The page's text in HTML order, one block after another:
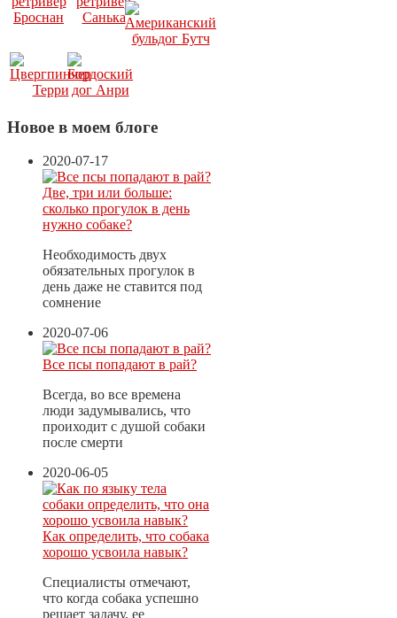
Новое в моем блоге
2020-07-17
Две, три или больше:
сколько прогулок в день
нужно собаке?
Необходимость двух
обязательных прогулок в
день даже не ставится под
сомнение
2020-07-06
Все псы попадают в рай?
Всегда, во все времена
люди задумывались, что
проиходит с душой собаки
после смерти
2020-06-05
Как определить, что собака
хорошо усвоила навык?
Специалисты отмечают,
что когда собака успешно
решает задачу, ее